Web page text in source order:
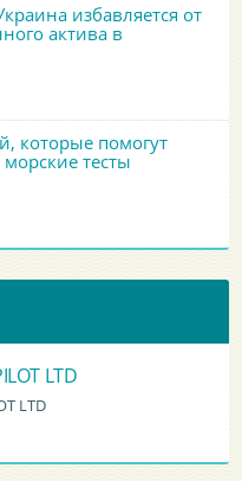
избавляется от
актива в
которые помогут
тесты
LTD
LTD